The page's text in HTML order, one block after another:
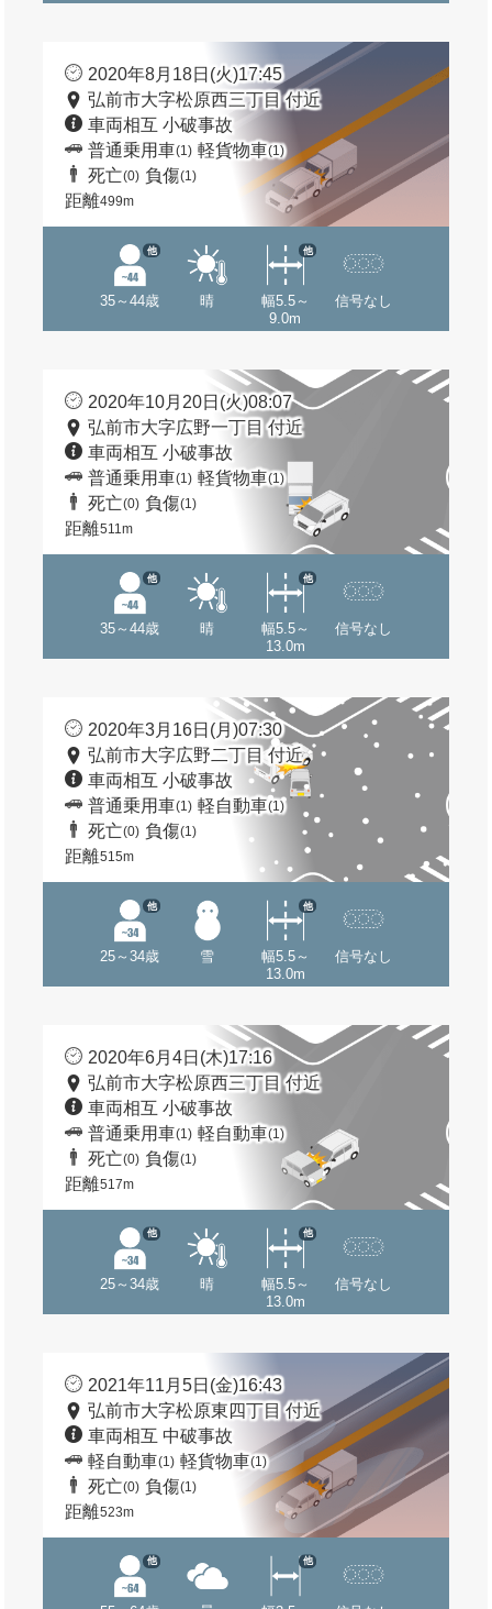
2020年8月18日(火)17:45
弘前市大字松原西三丁目 付近
車両相互 小破事故
普通乗用車(1) 軽貨物車(1)
死亡(0) 負傷(1)
距離499m
35～44歳
他
晴
幅5.5～
9.0m
他
信号なし
2020年10月20日(火)08:07
弘前市大字広野一丁目 付近
車両相互 小破事故
普通乗用車(1) 軽貨物車(1)
死亡(0) 負傷(1)
距離511m
35～44歳
他
晴
幅5.5～
13.0m
他
信号なし
2020年3月16日(月)07:30
弘前市大字広野二丁目 付近
車両相互 小破事故
普通乗用車(1) 軽自動車(1)
死亡(0) 負傷(1)
距離515m
25～34歳
他
雪
幅5.5～
13.0m
他
信号なし
2020年6月4日(木)17:16
弘前市大字松原西三丁目 付近
車両相互 小破事故
普通乗用車(1) 軽自動車(1)
死亡(0) 負傷(1)
距離517m
25～34歳
他
晴
幅5.5～
13.0m
他
信号なし
2021年11月5日(金)16:43
弘前市大字松原東四丁目 付近
車両相互 中破事故
軽自動車(1) 軽貨物車(1)
死亡(0) 負傷(1)
距離523m
他 他